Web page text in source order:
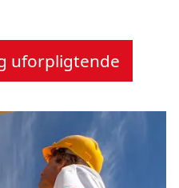
uforpligtende